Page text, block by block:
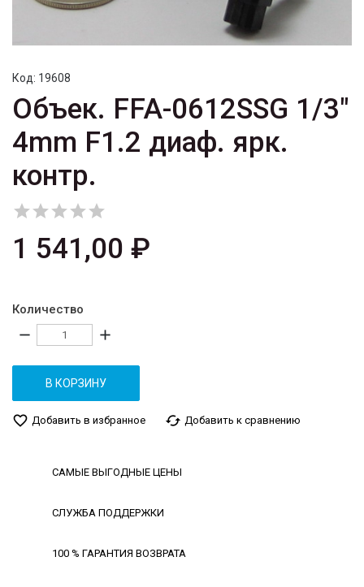
Код: 19608
Объек. FFA-0612SSG 1/3"
4mm F1.2 диаф. ярк.
контр.

1 541,00 ₽
Количество
remove add
В КОРЗИНУ
favorite_border Добавить в избранное cached Добавить к сравнению
САМЫЕ ВЫГОДНЫЕ ЦЕНЫ
СЛУЖБА ПОДДЕРЖКИ
100 % ГАРАНТИЯ ВОЗВРАТА